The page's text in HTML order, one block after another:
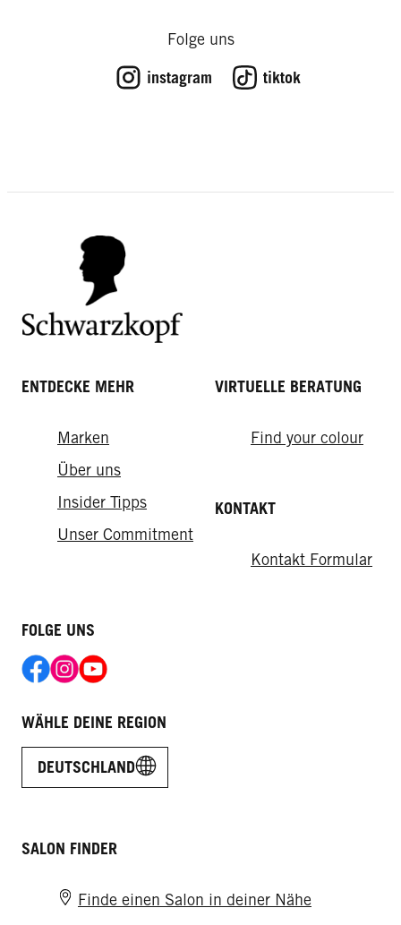
Tierversuche
Folge uns
instagram tiktok
ENTDECKE MEHR
Marken
Über uns
Insider Tipps
Unser Commitment
VIRTUELLE BERATUNG
Find your colour
KONTAKT
Kontakt Formular
FOLGE UNS
WÄHLE DEINE REGION
DEUTSCHLAND
SALON FINDER
Finde einen Salon in deiner Nähe